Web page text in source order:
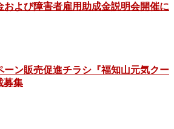
および障害者雇用助成金説明会開催に
ーン販売促進チラシ『福知山元気クー
募集